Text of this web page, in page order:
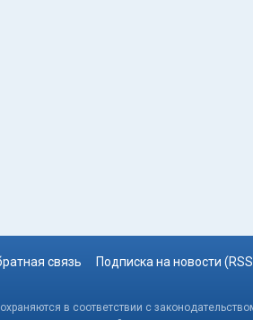
связь Подписка на новости
в соответствии с